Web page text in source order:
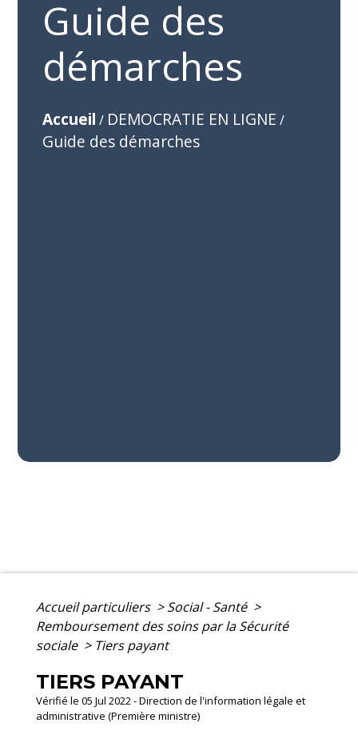
Guide des
démarches
Accueil / DEMOCRATIE EN LIGNE /
Guide des démarches
Accueil particuliers > Social - Santé >
Remboursement des soins par la Sécurité
sociale > Tiers payant
TIERS PAYANT
Vérifié le 05 Jul 2022 - Direction de l'information légale et
administrative (Première ministre)